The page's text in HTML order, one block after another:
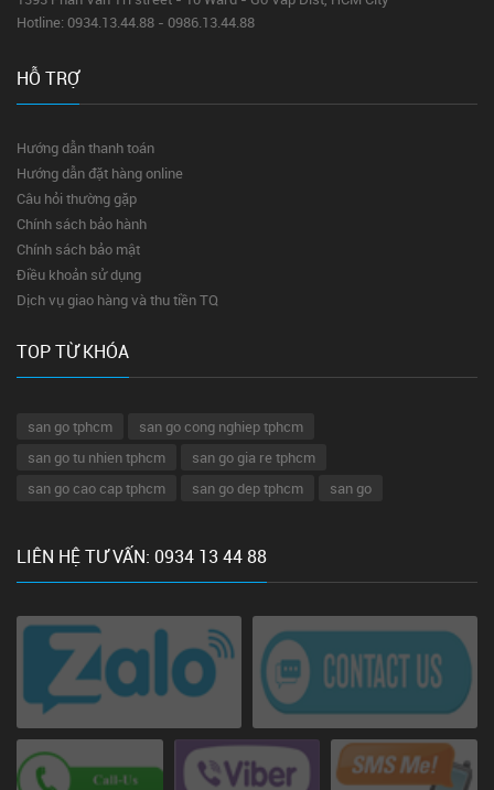
Hotline: 0934.13.44.88 - 0986.13.44.88
HỖ TRỢ
Hướng dẫn thanh toán
Hướng dẫn đặt hàng online
Câu hỏi thường gặp
Chính sách bảo hành
Chính sách bảo mật
Điều khoản sử dụng
Dịch vụ giao hàng và thu tiền TQ
TOP TỪ KHÓA
san go tphcm
san go cong nghiep tphcm
san go tu nhien tphcm
san go gia re tphcm
san go cao cap tphcm
san go dep tphcm san go
LIÊN HỆ TƯ VẤN: 0934 13 44 88